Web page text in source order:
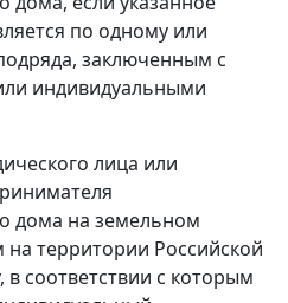
по одному или
заключенным с
индивидуальными
лица или
дома на земельном
территории Российской
соответствии с которым